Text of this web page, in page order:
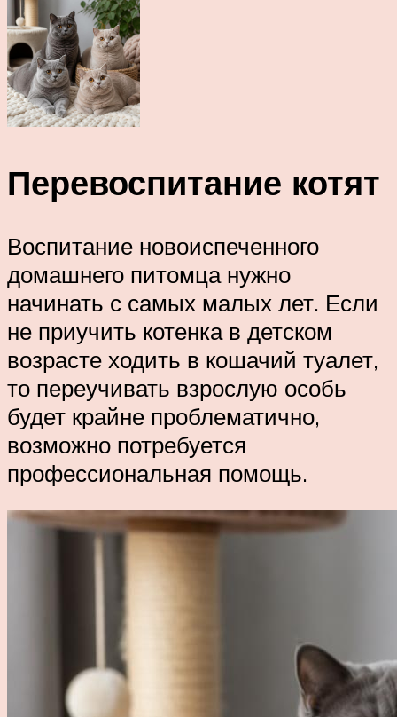
Перевоспитание котят
Воспитание новоиспеченного
домашнего питомца нужно
начинать с самых малых лет. Если
не приучить котенка в детском
возрасте ходить в кошачий туалет,
то переучивать взрослую особь
будет крайне проблематично,
возможно потребуется
профессиональная помощь.